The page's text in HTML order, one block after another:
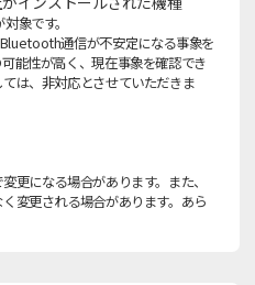
象です。
通信が不安定になる事象を
能性が高く、現在事象を確認でき
は、非対応とさせていただきま
更になる場合があります。また、
変更される場合があります。あら